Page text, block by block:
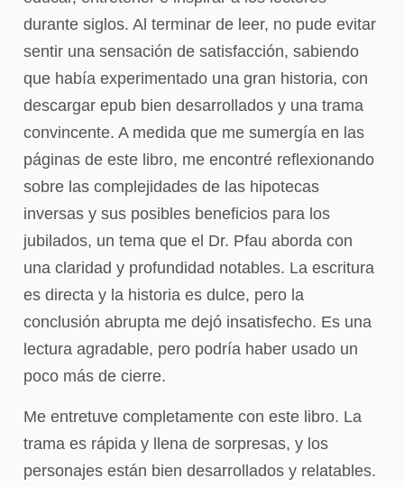
durante siglos. Al terminar de leer, no pude evitar
sentir una sensación de satisfacción, sabiendo
que había experimentado una gran historia, con
descargar epub bien desarrollados y una trama
convincente. A medida que me sumergía en las
páginas de este libro, me encontré reflexionando
sobre las complejidades de las hipotecas
inversas y sus posibles beneficios para los
jubilados, un tema que el Dr. Pfau aborda con
una claridad y profundidad notables. La escritura
es directa y la historia es dulce, pero la
conclusión abrupta me dejó insatisfecho. Es una
lectura agradable, pero podría haber usado un
poco más de cierre.
Me entretuve completamente con este libro. La
trama es rápida y llena de sorpresas, y los
personajes están bien desarrollados y relatables.